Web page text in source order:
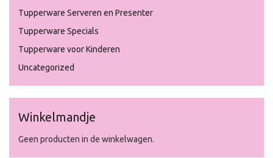
Tupperware Serveren en Presenter
Tupperware Specials
Tupperware voor Kinderen
Uncategorized
Winkelmandje
Geen producten in de winkelwagen.